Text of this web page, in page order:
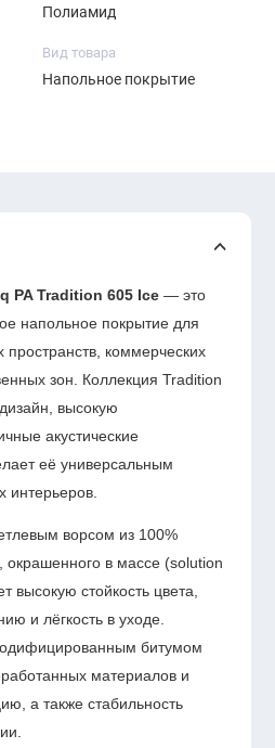
Полиамид
Вид товара
Напольное покрытие
PA Tradition 605 Ice — это
напольное покрытие для
коммерческих
зон. Коллекция Tradition
высокую
акустические
её универсальным
ворсом из 100%
в массе (solution
высокую стойкость цвета,
и лёгкость в уходе.
битумом
материалов и
а также стабильность